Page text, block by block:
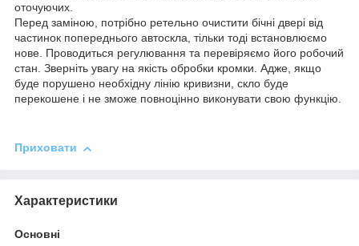
оточуючих.
Перед заміною, потрібно ретельно очистити бічні двері від
частинок попереднього автоскла, тільки тоді встановлюємо
нове. Проводиться регулювання та перевіряємо його робочий
стан. Зверніть увагу на якість обробки кромки. Адже, якщо
буде порушено необхідну лінію кривизни, скло буде
перекошене і не зможе повноцінно виконувати свою функцію.
Приховати
Характеристики
Основні